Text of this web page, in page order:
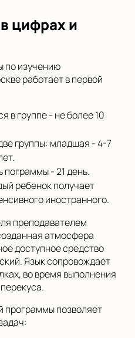
цифрах и
по изучению
работает в первой
в группе - не более 10
группы: младшая - 4-7
- 21 день.
ребенок получает
иностранного.
преподавателем
атмосфера
доступное средство
Язык сопровождает
во время выполнения
программы позволяет